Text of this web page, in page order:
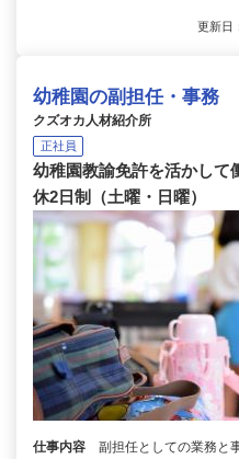
更新日
幼稚園の副担任・事務
クズオカ人材紹介所
正社員
幼稚園教諭免許を活かし
休2日制（土曜・日曜）
仕事内容
副担任としての業務と